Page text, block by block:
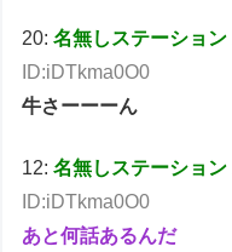
20:名無しステーション
ID:iDTkma0O0
牛さーーーん
12:名無しステーション
ID:iDTkma0O0
あと何話あるんだ